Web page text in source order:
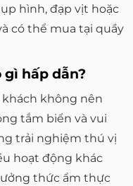
hình, đạp vịt hoặc
có thể mua tại quầy
gì hấp dẫn?
không nên
tắm biển và vui
trải nghiệm thú vị
hoạt động khác
thức ẩm thực